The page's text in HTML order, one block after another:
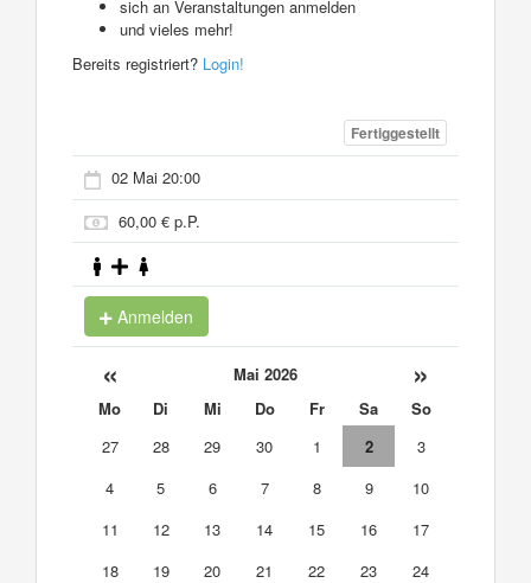
sich an Veranstaltungen anmelden
und vieles mehr!
Bereits registriert? Login!
Fertiggestellt
02 Mai 20:00
60,00 € p.P.
Anmelden
« Mai 2026 »
Mo Di Mi Do Fr Sa
So
27
28 29 30 1 2
3
4
5 6 7 8 9
10
11
12 13 14 15 16
17
18
19 20 21 22 23
24